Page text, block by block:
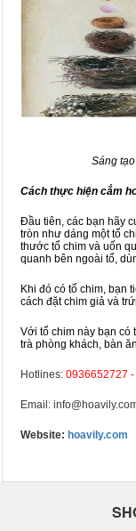
Sáng
Cách thực hiện cắm
Đầu tiên, các bạn hãy
tròn như dáng một tổ
thước tổ chim và uốn
quanh bên ngoài tổ,
Khi đó có tổ chim, bạn
cách đặt chim giả và
Với tổ chim này bạn có
trà phòng khách, bàn
Hotlines: 0936652727 -
Email:
Website: hoavily.com